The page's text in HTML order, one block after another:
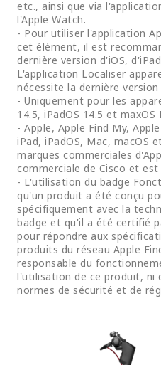
etc., ainsi que via
l'Apple Watch.
- Pour utiliser l'application
cet élément, il est
dernière version d'iOS,
L'application Localiser
nécessite la dernière version
- Uniquement pour les
14.5, iPadOS 14.5 et maxOS
- Apple, Apple Find My,
iPad, iPadOS, Mac, macOS
marques commerciales
commerciale de Cisco et
- L'utilisation du badge
qu'un produit a été conçu
spécifiquement avec la
badge et qu'il a été certifié
pour répondre aux
produits du réseau Apple
responsable du
l'utilisation de ce produit, ni
normes de sécurité et de